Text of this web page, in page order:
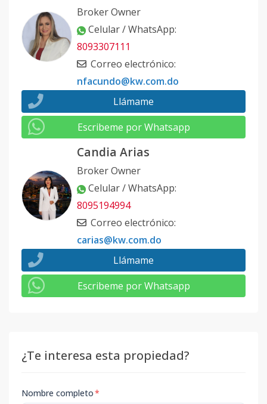
Broker Owner
Celular / WhatsApp:
8093307111
Correo electrónico:
nfacundo@kw.com.do
Llámame
Escribeme por Whatsapp
Candia Arias
Broker Owner
Celular / WhatsApp:
8095194994
Correo electrónico:
carias@kw.com.do
Llámame
Escribeme por Whatsapp
¿Te interesa esta propiedad?
Nombre completo*